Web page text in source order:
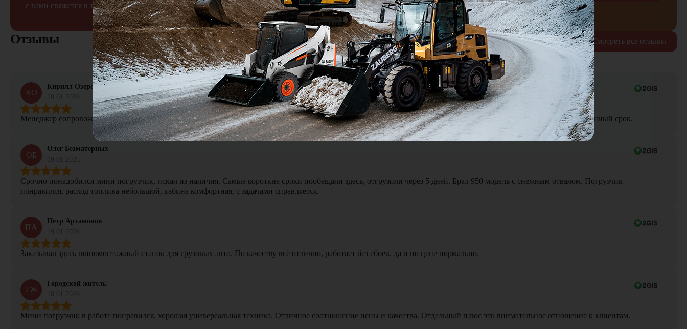
с вами свяжется в течение 15 минут
Я подтверждаю согласие на обработкуперсональных данных
Смотреть все отзывы
Отзывы
КО
Кирилл Озеров
Менеджер сопровождал сделку от начала и до конца, не терялся и был на связи можно сказать 24 на 7. Доставка экскаватора до объекта была выполнена в оговоренный срок.
ОБ
Олег Безматерных
Срочно понадобился мини погрузчик, искал из наличия. Самые короткие сроки пообещали здесь, отгрузили через 5 дней. Брал 950 модель с снежным отвалом. Погрузчик
понравился, расход топлива небольшой, кабина комфортная, с задачами справляется.
ПА
Петр Артамонов
Заказывал здесь шиномонтажный станок для грузовых авто. По качеству всё отлично, работает без сбоев, да и по цене нормально.
ГЖ
Городской житель
Мини погрузчик в работе понравился, хорошая универсальная техника. Отличное соотношение цены и качества. Отдельный плюс это внимательное отношение к клиентам.